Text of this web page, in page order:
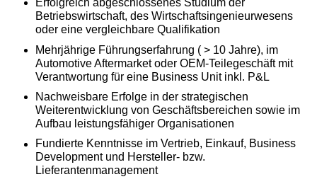
Erfolgreich abgeschlossenes Studium der
Betriebswirtschaft, des Wirtschaftsingenieurwesens
oder eine vergleichbare Qualifikation
Mehrjährige Führungserfahrung ( > 10 Jahre), im
Automotive Aftermarket oder OEM-Teilegeschäft mit
Verantwortung für eine Business Unit inkl. P&L
Nachweisbare Erfolge in der strategischen
Weiterentwicklung von Geschäftsbereichen sowie im
Aufbau leistungsfähiger Organisationen
Fundierte Kenntnisse im Vertrieb, Einkauf, Business
Development und Hersteller- bzw.
Lieferantenmanagement